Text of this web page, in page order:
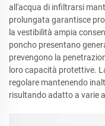
all'acqua di infiltrarsi
prolungata garantisce
la vestibilità ampia
poncho presentano
prevengono la
loro capacità protettive.
regolare mantenendo
risultando adatto a varie